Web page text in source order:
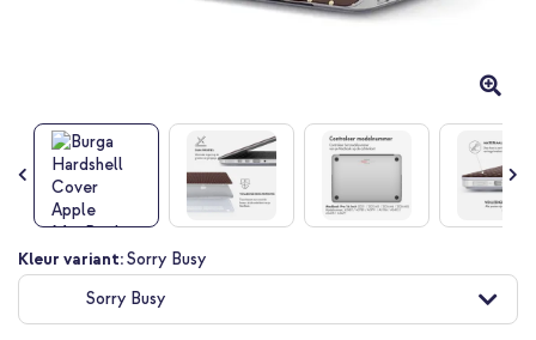
Ga
naar
begin
Kleur variant:Sorry Busy
Sorry Busy